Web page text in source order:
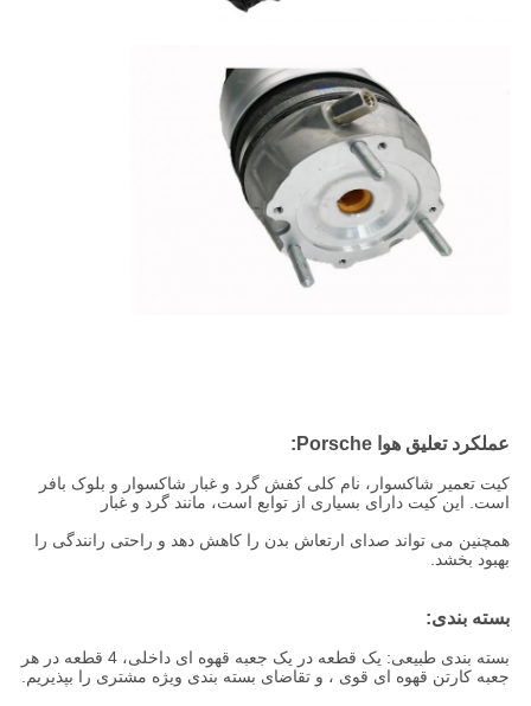
عملکرد تعلیق هوا Porsche:
کیت تعمیر شاکسوار، نام کلی کفش گرد و غبار شاکسوار و بلوک بافر
است. این کیت دارای بسیاری از توابع است، مانند گرد و غبار
همچنین می تواند صدای ارتعاش بدن را کاهش دهد و راحتی رانندگی را
بهبود بخشد.
بسته بندی:
بسته بندی طبیعی: یک قطعه در یک جعبه قهوه ای داخلی، 4 قطعه در هر
جعبه کارتن قهوه ای قوی ، و تقاضای بسته بندی ویژه مشتری را بپذیریم.